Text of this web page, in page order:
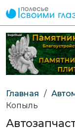
Главная /
Копыль